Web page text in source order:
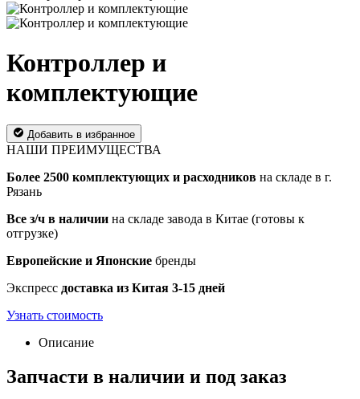
Контроллер и
комплектующие
Добавить в избранное
НАШИ ПРЕИМУЩЕСТВА
Более 2500 комплектующих и расходников на складе в г.
Рязань
Все з/ч в наличии на складе завода в Китае (готовы к
отгрузке)
Европейские и Японские бренды
Экспресс доставка из Китая 3-15 дней
Узнать стоимость
Описание
Запчасти в наличии и под заказ